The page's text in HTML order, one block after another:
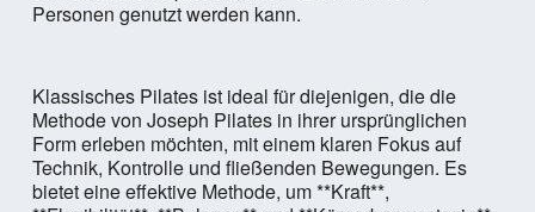
Personen genutzt werden kann.
Klassisches Pilates ist ideal für diejenigen, die die
Methode von Joseph Pilates in ihrer ursprünglichen
Form erleben möchten, mit einem klaren Fokus auf
Technik, Kontrolle und fließenden Bewegungen. Es
bietet eine effektive Methode, um **Kraft**,